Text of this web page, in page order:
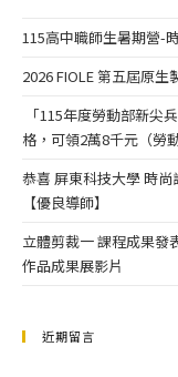
115高中職師生暑期營-
2026 FIOLE 第五屆原
「115年度勞動部新尖
格，可領2萬8千元（勞
恭喜 屏東科技大學 時
【優良導師】
立體剪裁一 課程成果發
作品成果展影片
近期留言